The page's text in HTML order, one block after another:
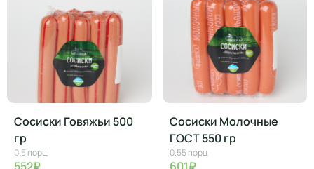
Сосиски Говяжьи 500
гр
0.5 порц
Сосиски Молочные
ГОСТ 550 гр
0.55 порц